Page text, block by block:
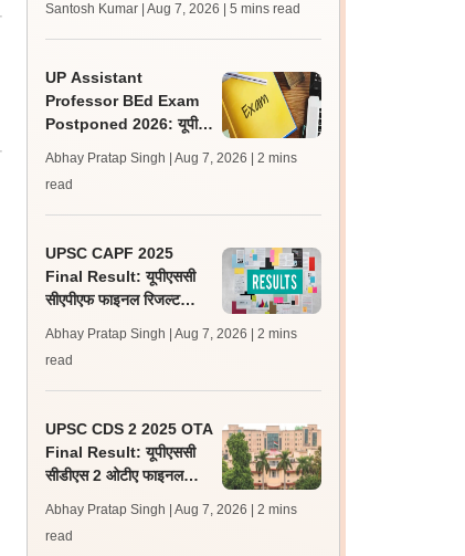
लेटेस्ट अपडेट, स्कोरकार्ड लिंक
Santosh Kumar | Aug 7, 2026 | 5 mins read
UP Assistant
Professor BEd Exam
Postponed 2026: यूपी
स्थगित, नई तिथि बाद में
Abhay Pratap Singh | Aug 7, 2026
| 2 mins
read
UPSC CAPF 2025
Final Result: यूपीएससी
सीएपीएफ फाइनल रिजल्ट
350 अभ्यर्थी चयनित
Abhay Pratap Singh | Aug 7, 2026
| 2 mins
read
UPSC CDS 2 2025 OTA
Final Result: यूपीएससी
सीडीएस 2 ओटीए फाइनल
जारी, 483 कैंडिडेट चयनित
Abhay Pratap Singh | Aug 7, 2026
| 2 mins
read